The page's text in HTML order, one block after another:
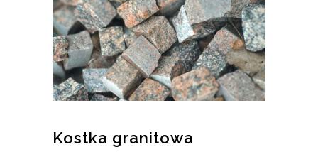
Kostka granitowa